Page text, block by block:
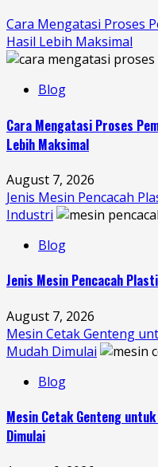
Cara Mengatasi Proses
Hasil Lebih Maksimal
Blog
Cara Mengatasi Proses
Lebih Maksimal
August 7, 2026
Jenis Mesin Pencacah
Industri
Blog
Jenis Mesin Pencacah
August 7, 2026
Mesin Cetak Genteng
Mudah Dimulai
Blog
Mesin Cetak Genteng
Dimulai